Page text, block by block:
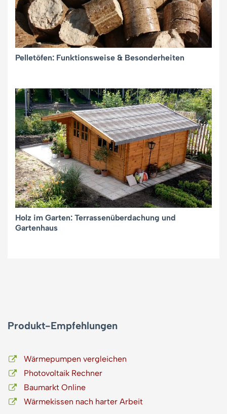
Pelletöfen: Funktionsweise & Besonderheiten
Holz im Garten: Terrassenüberdachung und
Gartenhaus
Produkt-Empfehlungen
Wärmepumpen vergleichen
Photovoltaik Rechner
Baumarkt Online
Wärmekissen nach harter Arbeit